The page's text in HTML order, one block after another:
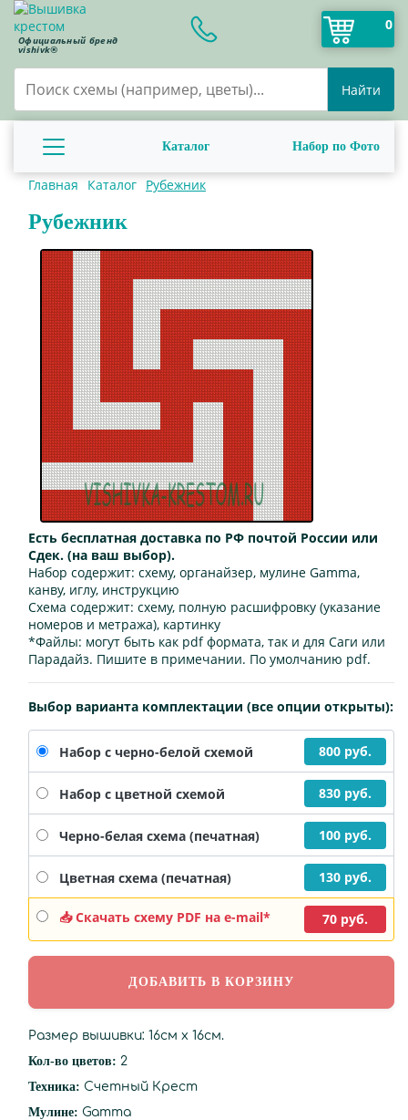
Официальный бренд
vishivk®
0
Найти
Каталог Набор по Фото
Главная Каталог Рубежник
Рубежник
Есть бесплатная доставка по РФ почтой России или
Сдек. (на ваш выбор).
Набор содержит: схему, органайзер, мулине Gamma,
канву, иглу, инструкцию
Схема содержит: схему, полную расшифровку (указание
номеров и метража), картинку
*Файлы: могут быть как pdf формата, так и для Саги или
Парадайз. Пишите в примечании. По умолчанию pdf.
Выбор варианта комплектации (все опции открыты):
Набор с черно-белой схемой 800 руб.
Набор с цветной схемой 830 руб.
Черно-белая схема (печатная) 100 руб.
Цветная схема (печатная) 130 руб.
📥 Скачать схему PDF на e-mail* 70 руб.
Размер вышивки: 16см х 16см.
Кол-во цветов: 2
Техника: Счетный Крест
Мулине: Gamma